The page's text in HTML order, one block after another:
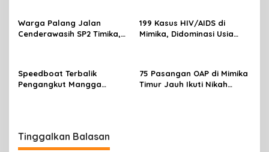
Warga Palang Jalan
Cenderawasih SP2 Timika,
199 Kasus HIV/AIDS di
Mimika, Didominasi Usia
Speedboat Terbalik
Pengangkut Mangga
75 Pasangan OAP di Mimika
Timur Jauh Ikuti Nikah
Tinggalkan Balasan